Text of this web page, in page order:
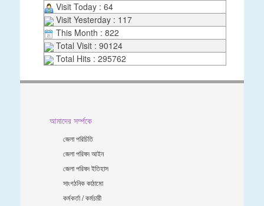
Visit Today : 64
Visit Yesterday : 117
This Month : 822
Total Visit : 90124
Total Hits : 295762
আমাদের সর্ম্পকে
জেলা পরিচিতি
জেলা পরিষদ আইন
জেলা পরিষদ ইতিহাস
সাংগঠনিক কাঠামো
কর্মকর্তা / কর্মচারী